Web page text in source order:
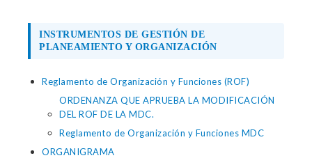
INSTRUMENTOS DE GESTIÓN DE
PLANEAMIENTO Y ORGANIZACIÓN
Reglamento de Organización y Funciones (ROF)
ORDENANZA QUE APRUEBA LA MODIFICACIÓN
DEL ROF DE LA MDC.
Reglamento de Organización y Funciones MDC
ORGANIGRAMA